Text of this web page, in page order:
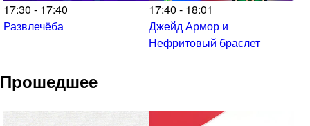
17:30 - 17:40
Развлечёба
17:40 - 18:01
Джейд Армор и
Нефритовый браслет
Прошедшее